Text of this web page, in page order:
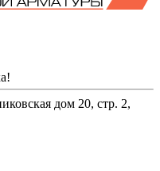
дом 20, стр. 2,